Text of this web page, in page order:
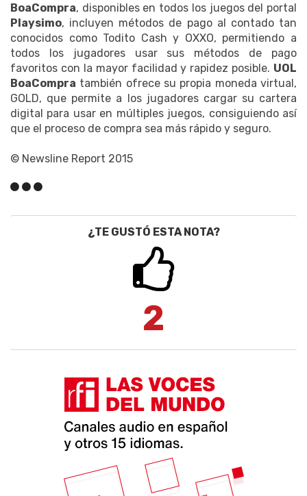
BoaCompra, disponibles en todos los juegos del portal
Playsimo, incluyen métodos de pago al contado tan
conocidos como Todito Cash y OXXO, permitiendo a
todos los jugadores usar sus métodos de pago
favoritos con la mayor facilidad y rapidez posible. UOL
BoaCompra también ofrece su propia moneda virtual,
GOLD, que permite a los jugadores cargar su cartera
digital para usar en múltiples juegos, consiguiendo así
que el proceso de compra sea más rápido y seguro.
© Newsline Report 2015
¿TE GUSTÓ ESTA NOTA?
2